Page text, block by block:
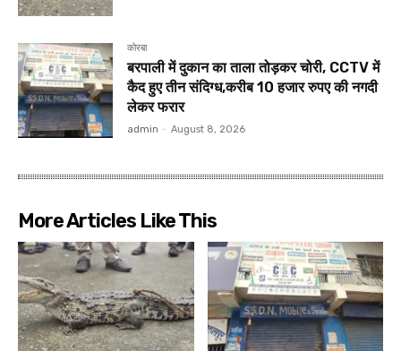
कोरबा
बरपाली में दुकान का ताला तोड़कर चोरी, CCTV में
कैद हुए तीन संदिग्ध,करीब 10 हजार रुपए की नगदी
लेकर फरार
admin - August 8, 2026
More Articles Like This